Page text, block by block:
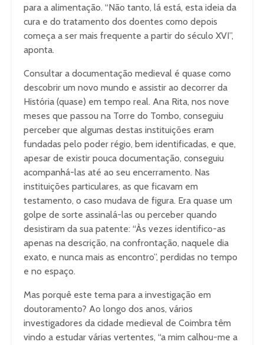
para a alimentação. “Não tanto, lá está, esta ideia da
cura e do tratamento dos doentes como depois
começa a ser mais frequente a partir do século XVI”,
aponta.
Consultar a documentação medieval é quase como
descobrir um novo mundo e assistir ao decorrer da
História (quase) em tempo real. Ana Rita, nos nove
meses que passou na Torre do Tombo, conseguiu
perceber que algumas destas instituições eram
fundadas pelo poder régio, bem identificadas, e que,
apesar de existir pouca documentação, conseguiu
acompanhá-las até ao seu encerramento. Nas
instituições particulares, as que ficavam em
testamento, o caso mudava de figura. Era quase um
golpe de sorte assinalá-las ou perceber quando
desistiram da sua patente: “Às vezes identifico-as
apenas na descrição, na confrontação, naquele dia
exato, e nunca mais as encontro”, perdidas no tempo
e no espaço.
Mas porquê este tema para a investigação em
doutoramento? Ao longo dos anos, vários
investigadores da cidade medieval de Coimbra têm
vindo a estudar várias vertentes, “a mim calhou-me a